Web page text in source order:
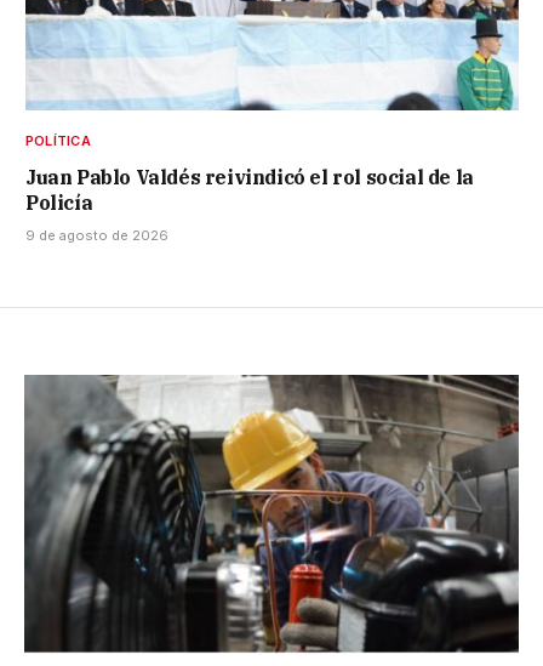
POLÍTICA
Juan Pablo Valdés reivindicó el rol social de la
Policía
9 de agosto de 2026